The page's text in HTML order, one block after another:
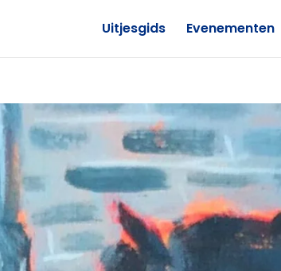
Uitjesgids Evenementen